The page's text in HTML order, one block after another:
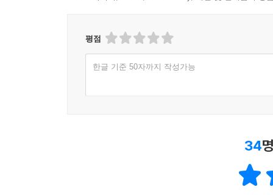
평점
한글 기준 50자까지 작성가능
34